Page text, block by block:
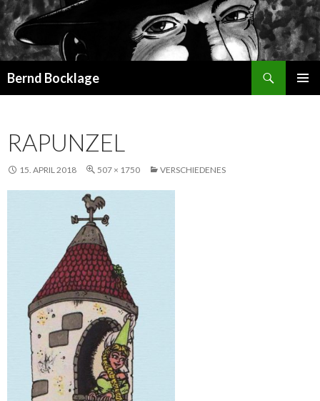
Bernd Bocklage
RAPUNZEL
15. APRIL 2018 507 × 1750 VERSCHIEDENES